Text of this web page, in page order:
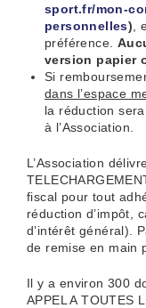
sport.fr/mon-
personnelles) ,
préférence.
version papier
Si
dans l’espace
la réduction
à l’Association.
L’Association
fiscal pour tout
réduction d’impôt,
d’intérêt général).
de remise en main
Il y a environ 300
APPEL A TOUTES